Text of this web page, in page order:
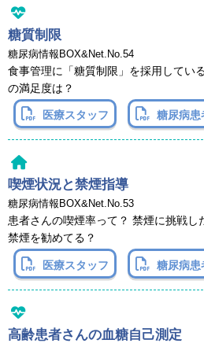
糖質制限
糖尿病情報BOX&Net.No.54
食事管理に「糖質制限」を採用してい
の満足度は？
医療スタッフ 糖尿病患
喫煙状況と禁煙指導
糖尿病情報BOX&Net.No.53
患者さんの喫煙率って？ 禁煙に挑戦し
禁煙を勧めてる？
医療スタッフ 糖尿病患
高齢患者さんの血糖自己測定